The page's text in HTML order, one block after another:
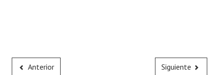
Anterior Siguiente